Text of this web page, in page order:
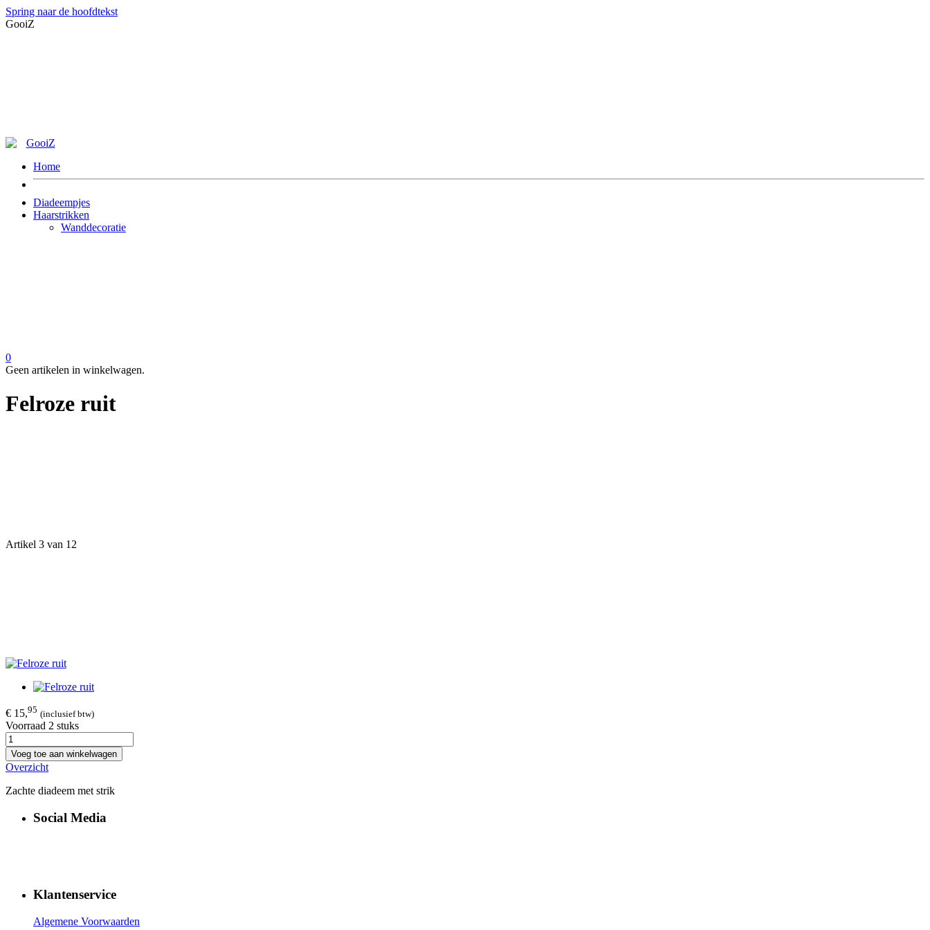
Spring naar de hoofdtekst
GooiZ
Home
Diadeempjes
Haarstrikken
Wanddecoratie
0
Geen artikelen in winkelwagen.
Felroze ruit
Artikel 3 van 12
€ 15,95 (inclusief btw)
Voorraad 2 stuks
Voeg toe aan winkelwagen
Overzicht
Zachte diadeem met strik
Social Media
Klantenservice
Algemene Voorwaarden